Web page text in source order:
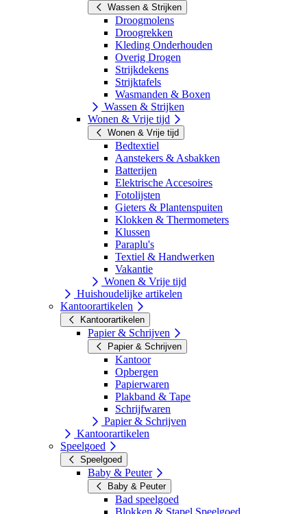
Wassen & Strijken
Droogmolens
Droogrekken
Kleding Onderhouden
Overig Drogen
Strijkdekens
Strijktafels
Wasmanden & Boxen
Wassen & Strijken
Wonen & Vrije tijd
Wonen & Vrije tijd
Bedtextiel
Aanstekers & Asbakken
Batterijen
Elektrische Accesoires
Fotolijsten
Gieters & Plantenspuiten
Klokken & Thermometers
Klussen
Paraplu's
Textiel & Handwerken
Vakantie
Wonen & Vrije tijd
Huishoudelijke artikelen
Kantoorartikelen
Kantoorartikelen
Papier & Schrijven
Papier & Schrijven
Kantoor
Opbergen
Papierwaren
Plakband & Tape
Schrijfwaren
Papier & Schrijven
Kantoorartikelen
Speelgoed
Speelgoed
Baby & Peuter
Baby & Peuter
Bad speelgoed
Blokken & Stapel Speelgoed